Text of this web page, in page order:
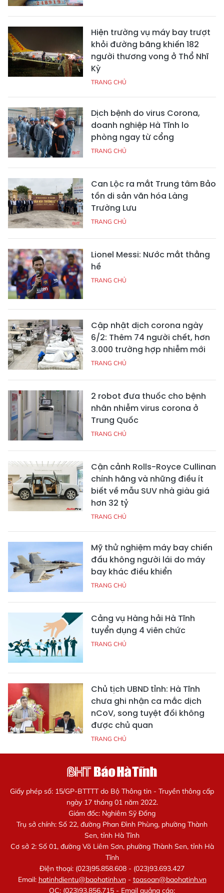
Hiện trường vụ máy bay trượt
khỏi đường băng khiến 182
người thương vong ở Thổ Nhĩ
Kỳ
TRANG CHỦ
Dịch bệnh do virus Corona,
doanh nghiệp Hà Tĩnh lo
phòng ngay từ cổng
TRANG CHỦ
Can Lộc ra mắt Trung tâm Bảo
tồn di sản văn hóa Làng
Trường Lưu
TRANG CHỦ
Lionel Messi: Nước mắt thằng
hề
TRANG CHỦ
Cập nhật dịch corona ngày
6/2: Thêm 74 người chết, hơn
3.000 trường hợp nhiễm mới
TRANG CHỦ
2 robot đưa thuốc cho bệnh
nhân nhiễm virus corona ở
Trung Quốc
TRANG CHỦ
Cận cảnh Rolls-Royce Cullinan
chính hãng và những điều ít
biết về mẫu SUV nhà giàu giá
hơn 32 tỷ
TRANG CHỦ
Mỹ thử nghiệm máy bay chiến
đấu không người lái do máy
bay khác điều khiển
TRANG CHỦ
Cảng vụ Hàng hải Hà Tĩnh
tuyển dụng 4 viên chức
TRANG CHỦ
Chủ tịch UBND tỉnh: Hà Tĩnh
chưa ghi nhận ca mắc dịch
nCoV, song tuyệt đối không
được chủ quan
TRANG CHỦ
Giấy phép số: 15/GP-BTTTT do Bộ Thông tin - Truyền thông cấp
ngày 17 tháng 01 năm 2022.
Giám đốc: Nghiêm Sỹ Đống
Trụ sở chính: Số 22, đường Phan Đình Phùng, phường Thành
Sen, tỉnh Hà Tĩnh
Cơ sở 2: Số 01, đường Võ Liêm Sơn, phường Thành Sen, tỉnh Hà
Tĩnh
Điện thoại: (023)95.858.608 - (023)93.693.427
Email: hatinhdientu@baohatinh.vn- toasoan@baohatinh.vn
QC: (023)93.856.715 - Email quảng cáo: